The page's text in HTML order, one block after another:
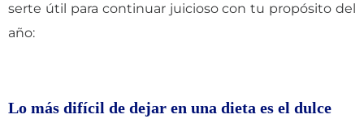
serte útil para continuar juicioso con tu propósito del
año:
Lo más difícil de dejar en una dieta es el dulce